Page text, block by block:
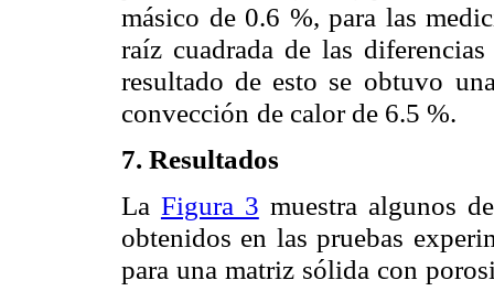
másico de 0.6 %, para las
raíz cuadrada de las diferencias
resultado de esto se obtuvo
convección de calor de 6.5 %.
7. Resultados
La Figura 3 muestra algunos
obtenidos en las pruebas
para una matriz sólida con